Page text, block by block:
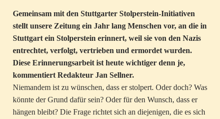
Gemeinsam mit den Stuttgarter Stolperstein-Initiativen
stellt unsere Zeitung ein Jahr lang Menschen vor, an die in
Stuttgart ein Stolperstein erinnert, weil sie von den Nazis
entrechtet, verfolgt, vertrieben und ermordet wurden.
Diese Erinnerungsarbeit ist heute wichtiger denn je,
kommentiert Redakteur Jan Sellner.
Niemandem ist zu wünschen, dass er stolpert. Oder doch? Was
könnte der Grund dafür sein? Oder für den Wunsch, dass er
hängen bleibt? Die Frage richtet sich an diejenigen, die es sich